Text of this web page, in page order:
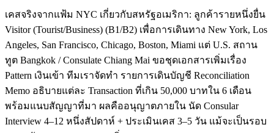
เคสจริงจากแฟ้ม NYC เกี่ยวกับสหรัฐอเมริกา: ลูกค้ารายหนึ่งยื่น
Visitor (Tourist/Business) (B1/B2) เพื่อการเดินทาง New York, Los
Angeles, San Francisco, Chicago, Boston, Miami แต่ U.S. สถาน
ทูต Bangkok / Consulate Chiang Mai ขอชุดเอกสารเพิ่มเรื่อง
Pattern เงินเข้า ทีมเราจัดทำ รายการเดินบัญชี Reconciliation
Memo อธิบายแต่ละ Transaction ที่เกิน 50,000 บาทใน 6 เดือน
พร้อมแนบสัญญาที่มา ผลคืออนุญาตภายใน นัด Consular
Interview 4–12 หนึ่งสัปดาห์ + ประเมินเคส 3–5 วัน แม้จะเป็นรอบ